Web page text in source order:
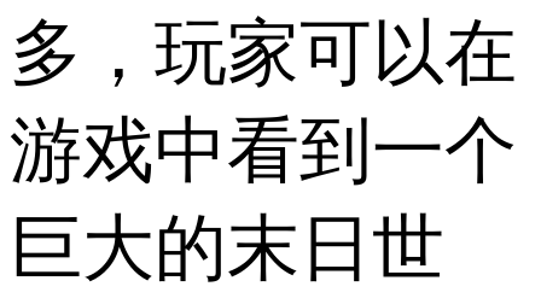
多，玩家可以在
游戏中看到一个
巨大的末日世